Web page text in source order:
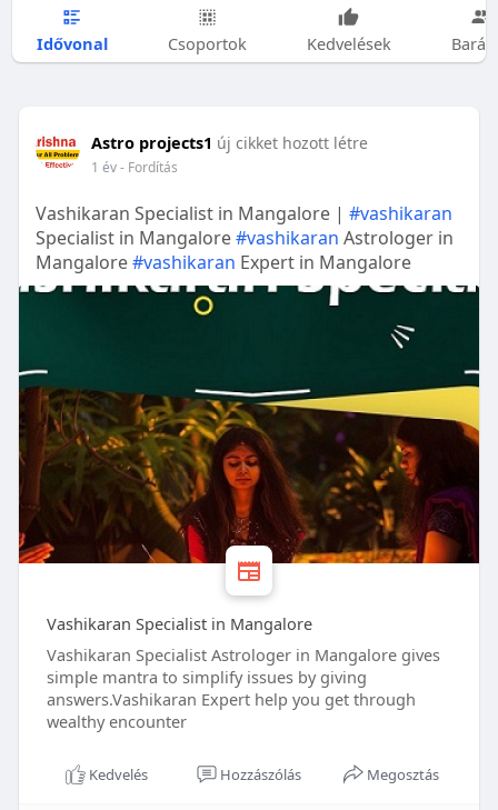
Idővonal Csoportok Kedvelések
Astro projects1 új cikket hozott létre
1 év- Fordítás
Vashikaran Specialist in Mangalore | #vashikaran
Specialist in Mangalore#vashikaran Astrologer in
Mangalore#vashikaran Expert in Mangalore
Vashikaran Specialist in Mangalore
Vashikaran Specialist Astrologer in Mangalore gives
simple mantra to simplify issues by giving
answers.Vashikaran Expert help you get through
wealthy encounter
Kedvelés Hozzászólás Megosztás